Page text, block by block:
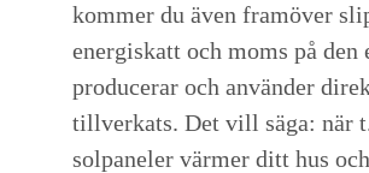
kommer du även framöver
energiskatt och moms på den
producerar och använder
tillverkats. Det vill säga: när
solpaneler värmer ditt hus